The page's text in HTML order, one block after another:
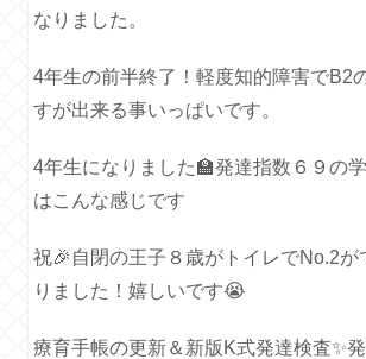
なりました。
4年生の前半終了！軽度知的障害でB2
すが出来る事いっぱいです。
4年生になりました🏫発達指数６９の
はこんな感じです
祝🎉自閉の王子８歳がトイレでNo.2が
りました！嬉しいです😭
療育手帳の更新＆新版K式発達検査✨